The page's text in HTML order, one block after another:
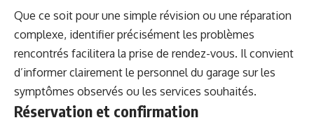
Que ce soit pour une simple révision ou une réparation
complexe, identifier précisément les problèmes
rencontrés facilitera la prise de rendez-vous. Il convient
d’informer clairement le personnel du garage sur les
symptômes observés ou les services souhaités.
Réservation et confirmation